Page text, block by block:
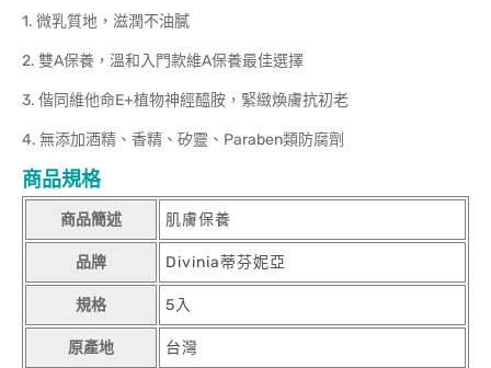
1. 微乳質地，滋潤不油膩
2. 雙A保養，溫和入門款維A保養最佳選擇
3. 偕同維他命E+植物神經醯胺，緊緻煥膚抗初老
4. 無添加酒精、香精、矽靈、Paraben類防腐劑
商品規格
商品簡述 肌膚保養
品牌 Divinia蒂芬妮亞
規格 5入
原產地 台灣